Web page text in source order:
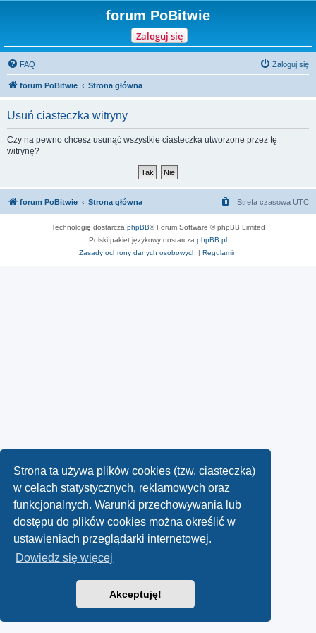
Strona ta używa plików cookies (tzw. ciasteczka)
w celach statystycznych, reklamowych oraz
funkcjonalnych. Warunki przechowywania lub
dostępu do plików cookies można określić w
ustawieniach przeglądarki internetowej.
Dowiedz się więcej
Akceptuję!
forum PoBitwie
Zaloguj się
FAQ Zaloguj się
forum PoBitwie Strona główna
Usuń ciasteczka witryny
Czy na pewno chcesz usunąć wszystkie ciasteczka utworzone przez tę
witrynę?
forum PoBitwie Strona główna Strefa czasowa UTC
Technologię dostarcza phpBB® Forum Software © phpBB Limited
Polski pakiet językowy dostarcza phpBB.pl
Zasady ochrony danych osobowych | Regulamin